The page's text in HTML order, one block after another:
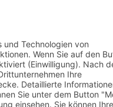
■ robuste
Qualitätsstahlblech
■ hochwertige,
in lichtgrau (RAL